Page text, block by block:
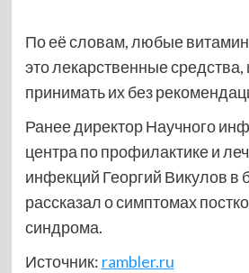
По её словам, любые
это лекарственные средства,
принимать их без
Ранее директор Научного
центра по профилактике и
инфекций Георгий Викулов в
рассказал о симптомах
синдрома.
Источник: rambler.ru